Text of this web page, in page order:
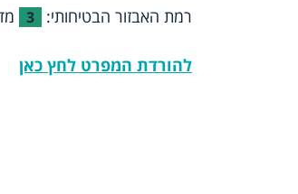
רמת האבזור הבטיחותי: 3
להורדת המפרט לחץ כאן